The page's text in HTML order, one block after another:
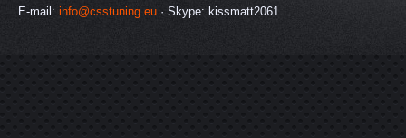
E-mail: info@csstuning.eu · Skype: kissmatt2061